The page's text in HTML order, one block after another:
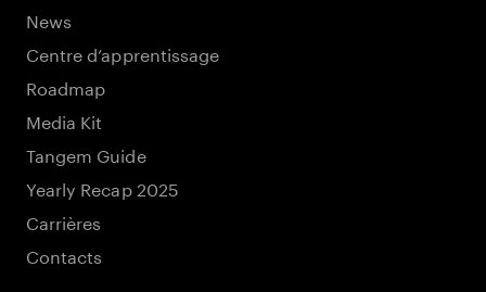
News
Centre d’apprentissage
Roadmap
Media Kit
Tangem Guide
Yearly Recap 2025
Carrières
Contacts